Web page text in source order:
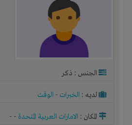
الجنس : ذكر
لديـه : الخبرات - الوقت
المكان : الامارات العربية المتحدة -
-